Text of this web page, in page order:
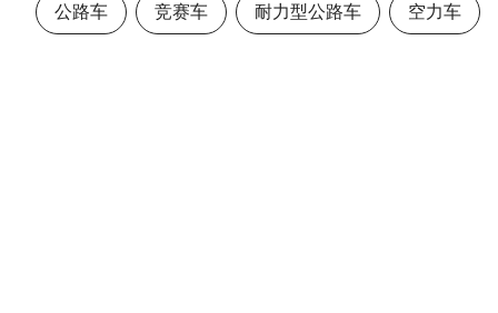
公路车 竞赛车 耐力型公路车 空力车